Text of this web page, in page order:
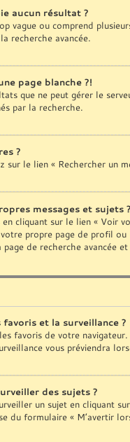
aucun résultat ?
vague ou comprend
recherche avancée.
page blanche ?!
que ne peut gérer le
par la recherche.
?
sur le lien « Rechercher un
messages et sujets
cliquant sur le lien « Voir
propre page de profil
de recherche avancée
et la surveillance ?
favoris de votre
vous préviendra
des sujets ?
un sujet en cliquant
du formulaire « M’avertir